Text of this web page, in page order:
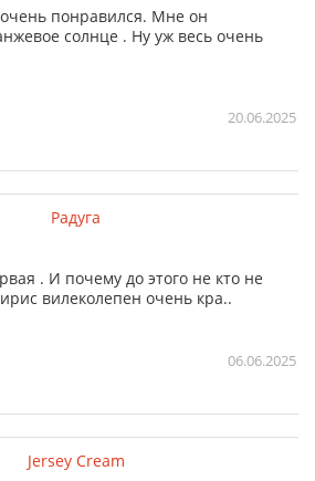
понравился. Мне он
солнце . Ну уж весь очень
20.06.2025
. И почему до этого не кто не
вилеколепен очень кра..
06.06.2025